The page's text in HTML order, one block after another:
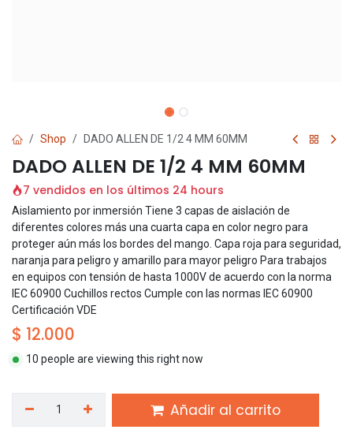
Shop DADO ALLEN DE 1/2 4 MM 60MM
DADO ALLEN DE 1/2 4 MM 60MM
7 vendidos en los últimos 24 hours
Aislamiento por inmersión Tiene 3 capas de aislación de
diferentes colores más una cuarta capa en color negro para
proteger aún más los bordes del mango. Capa roja para seguridad,
naranja para peligro y amarillo para mayor peligro Para trabajos
en equipos con tensión de hasta 1000V de acuerdo con la norma
IEC 60900 Cuchillos rectos Cumple con las normas IEC 60900
Certificación VDE
$ 12.000
10 people are viewing this right now
Añadir al carrito